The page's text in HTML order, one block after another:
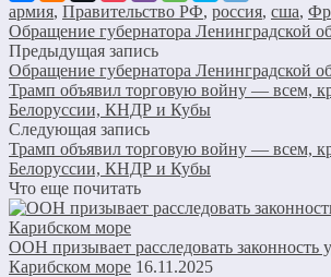
армия, Правительство РФ, россия, сша,
Обращение губернатора Ленинградской
Предыдущая запись
Обращение губернатора Ленинградской
Трамп объявил торговую войну — всем,
Белоруссии, КНДР и Кубы
Следующая запись
Трамп объявил торговую войну — всем,
Белоруссии, КНДР и Кубы
Что еще почитать
ООН призывает расследовать
Карибском море 16.11.2025